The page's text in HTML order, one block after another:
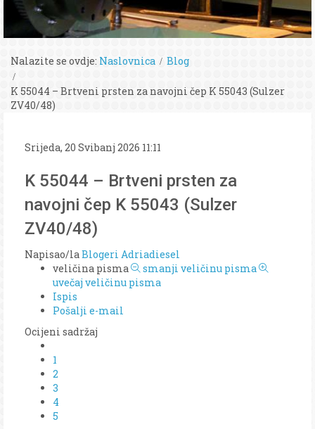
Nalazite se ovdje: Naslovnica Blog
K 55044 – Brtveni prsten za navojni čep K 55043 (Sulzer
ZV40/48)
Srijeda, 20 Svibanj 2026 11:11
K 55044 – Brtveni prsten za
navojni čep K 55043 (Sulzer
ZV40/48)
Napisao/la Blogeri Adriadiesel
veličina pisma
smanji veličinu pisma
uvečaj veličinu pisma
Ispis
Pošalji e-mail
Ocijeni sadržaj
1
2
3
4
5